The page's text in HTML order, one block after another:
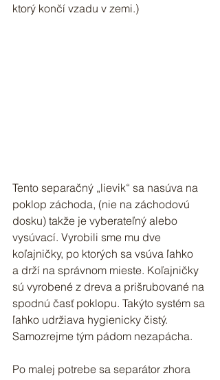
ktorý končí vzadu v zemi.)
Tento separačný „lievik“ sa nasúva na
poklop záchoda, (nie na záchodovú
dosku) takže je vyberateľný alebo
vysúvací. Vyrobili sme mu dve
koľajničky, po ktorých sa vsúva ľahko
a drží na správnom mieste. Koľajničky
sú vyrobené z dreva a prišrubované na
spodnú časť poklopu. Takýto systém sa
ľahko udržiava hygienicky čistý.
Samozrejme tým pádom nezapácha.
Po malej potrebe sa separátor zhora